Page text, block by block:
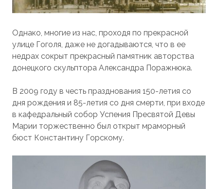
Однако, многие из нас, проходя по прекрасной
улице Гоголя, даже не догадываются, что в ее
недрах сокрыт прекрасный памятник авторства
донецкого скульптора Александра Поражнюка.
В 2009 году в честь празднования 150-летия со
дня рождения и 85-летия со дня смерти, при входе
в кафедральный собор Успения Пресвятой Девы
Марии торжественно был открыт мраморный
бюст Константину Горскому.